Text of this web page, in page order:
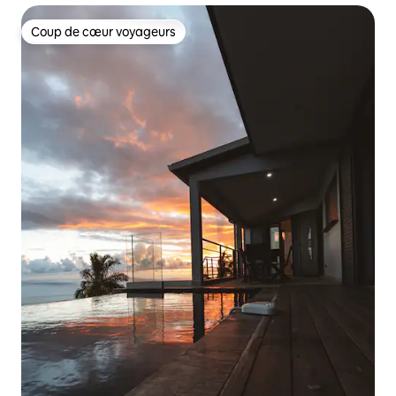
Coup de cœur voyageurs
Coup de cœur voyageurs